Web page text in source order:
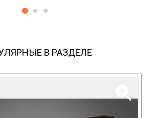
В РАЗДЕЛЕ